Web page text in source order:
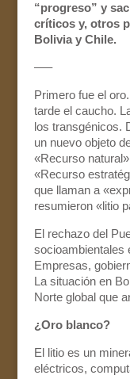
“progreso” y
críticos y, otros
Bolivia y Chile.
—–
Primero fue el
tarde el caucho.
los transgénicos.
un nuevo objeto
«Recurso
«Recurso
que llaman a
resumieron «litio
El rechazo del
socioambientales
Empresas,
La situación en
Norte global que
¿Oro blanco?
El litio es un
eléctricos,